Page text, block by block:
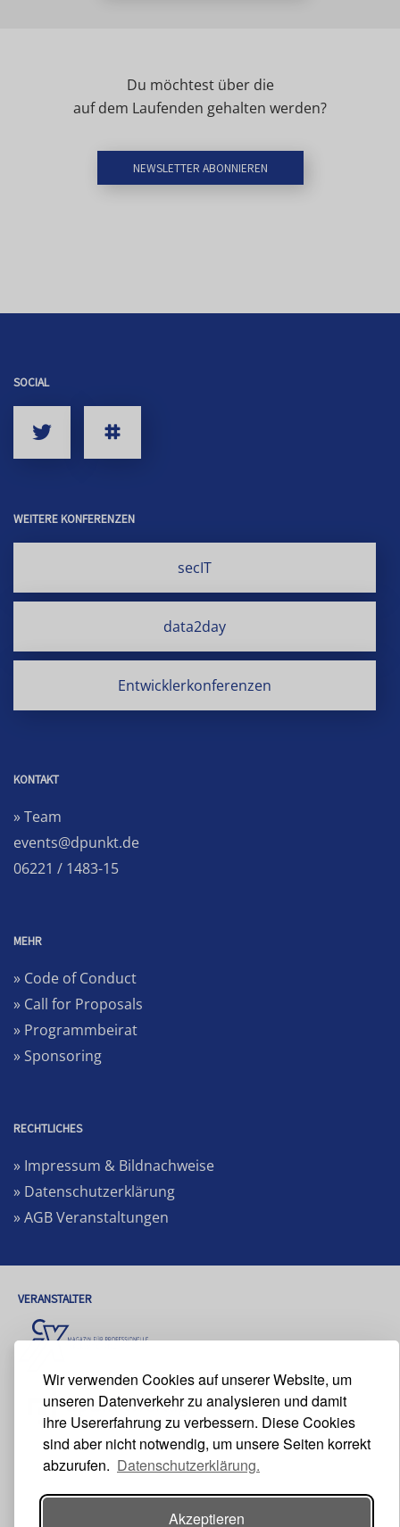
Wir verwenden Cookies auf unserer Website, um
unseren Datenverkehr zu analysieren und damit
ihre Usererfahrung zu verbessern. Diese Cookies
sind aber nicht notwendig, um unsere Seiten korrekt
abzurufen. Datenschutzerklärung.
Akzeptieren
Du möchtest über die
auf dem Laufenden gehalten werden?
NEWSLETTER ABONNIEREN
SOCIAL
WEITERE KONFERENZEN
secIT
data2day
Entwicklerkonferenzen
KONTAKT
» Team
events@dpunkt.de
06221 / 1483-15
MEHR
» Code of Conduct
» Call for Proposals
» Programmbeirat
» Sponsoring
RECHTLICHES
» Impressum & Bildnachweise
» Datenschutzerklärung
» AGB Veranstaltungen
VERANSTALTER